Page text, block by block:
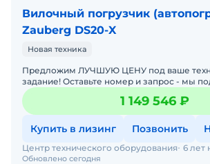
Вилочный погрузчик
Zauberg DS20-X
Новая техника
Предложим ЛУЧШУЮ ЦЕНУ под ваше
задание! Оставьте номер и запрос - мы подберем модель
со СКИДКОЙ. В наличии на складах новые вилочные
погрузчики
1 149 546 ₽
Купить в лизинг Позвонить
Обновлено сегодня
Центр технического оборудования 6 лет